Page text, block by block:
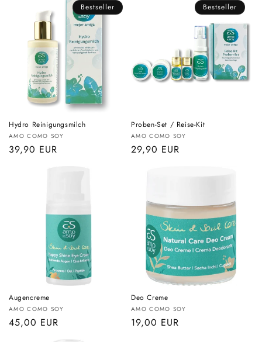
Bestseller
Hydro Reinigungsmilch
Anbieter:
AMO COMO SOY
Normaler
39,90 EUR
Bestseller
Proben-Set / Reise-Kit
Anbieter:
AMO COMO SOY
Normaler
29,90 EUR
Augencreme
Anbieter:
AMO COMO SOY
Normaler
45,00 EUR
Deo Creme
Anbieter:
AMO COMO SOY
Normaler
19,00 EUR